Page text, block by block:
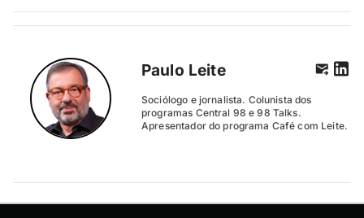
Paulo Leite
Sociólogo e jornalista. Colunista dos
programas Central 98 e 98 Talks.
Apresentador do programa Café com Leite.